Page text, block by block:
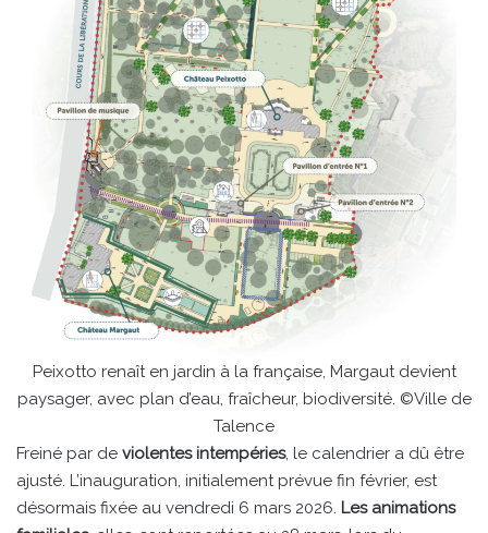
Peixotto renaît en jardin à la française, Margaut devient
paysager, avec plan d’eau, fraîcheur, biodiversité. ©Ville de
Talence
Freiné par de violentes intempéries, le calendrier a dû être
ajusté. L’inauguration, initialement prévue fin février, est
désormais fixée au vendredi 6 mars 2026. Les animations